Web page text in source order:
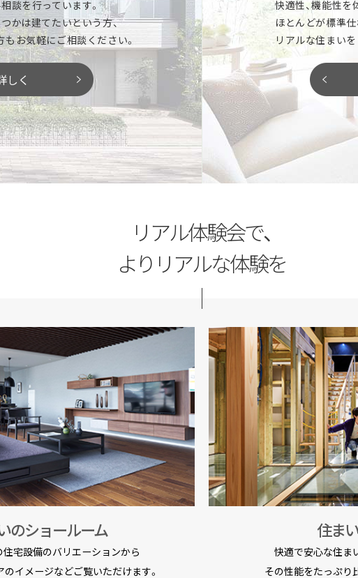
談を行っています。
かは建てたいという方、
お気軽にご相談ください。
しく
マイホーム実現までのスケジ
家の性能はどこが違う？などな
お気軽にご相談ください。
「土地探しから相
夢のマイホームを建てるには
家づくりのプロとして、最良
快適性、機能性を
ほとんどが標準
リアルな住まい
、外壁など気になるアイテムをまとめてご覧
ーやサイズなど、新しい暮らしをイメージ
様は異なります。
のつながりなど、図面や写真だけではわか
体感いただけます。椅子や床に座ったり、
でじっくり確認して、新しい住まいのヒント
リアル体験会で、
よりリアルな体験を
のショールーム
宅設備のバリエーションから
イメージなどご覧いただけます。
住ま
快適で安心な住ま
その性能をたっぷり